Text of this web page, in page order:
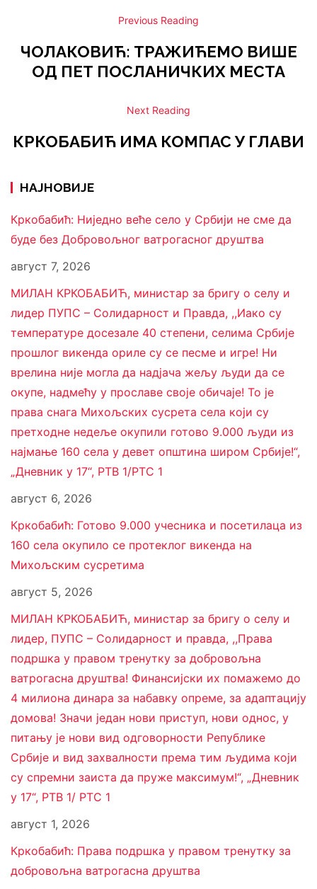
Previous Reading
ЧОЛАКОВИЋ: ТРАЖИЋЕМО ВИШЕ
ОД ПЕТ ПОСЛАНИЧКИХ МЕСТА
Next Reading
КРКОБАБИЋ ИМА КОМПАС У ГЛАВИ
НАЈНОВИЈЕ
Кркобабић: Ниједно веће село у Србији не сме да
буде без Добровољног ватрогасног друштва
август 7, 2026
МИЛАН КРКОБАБИЋ, министар за бригу о селу и
лидер ПУПС – Солидарност и Правда, ,,Иако су
температуре досезале 40 степени, селима Србије
прошлог викенда ориле су се песме и игре! Ни
врелина није могла да надјача жељу људи да се
окупе, надмећу у прославе своје обичаје! То је
права снага Михољских сусрета села који су
претходне недеље окупили готово 9.000 људи из
најмање 160 села у девет општина широм Србије!“,
„Дневник у 17“, РТВ 1/РТС 1
август 6, 2026
Кркобабић: Готово 9.000 учесника и посетилаца из
160 села окупило се протеклог викенда на
Михољским сусретима
август 5, 2026
МИЛАН КРКОБАБИЋ, министар за бригу о селу и
лидер, ПУПС – Солидарност и правда, ,,Права
подршка у правом тренутку за добровољна
ватрогасна друштва! Финансијски их помажемо до
4 милиона динара за набавку опреме, за адаптацију
домова! Значи један нови приступ, нови однос, у
питању је нови вид одговорности Републике
Србије и вид захвалности према тим људима који
су спремни заиста да пруже максимум!“, „Дневник
у 17“, РТВ 1/ РТС 1
август 1, 2026
Кркобабић: Права подршка у правом тренутку за
добровољна ватрогасна друштва